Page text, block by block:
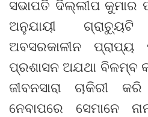
ସଭାପତି ଦିଲ୍ଲୀପ କୁମାର
ଅନୁଯାୟୀ
ଅବସରକାଳୀନ ପ୍ରାପ୍ୟ
ପ୍ରଶାସନ ଅଯଥା ବିଳମ୍ବ
ଜୀବନସାରା ଚାକିରୀ
ନେବାପରେ ସେମାନେ